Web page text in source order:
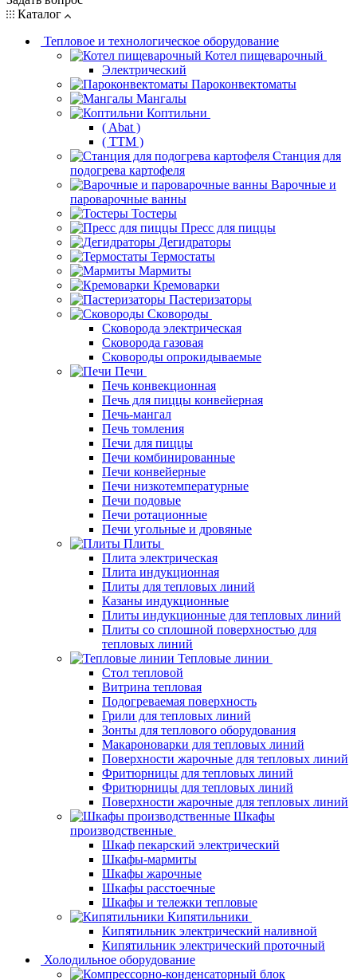
Каталог
Тепловое и технологическое оборудование
Котел пищеварочный
Электрический
Пароконвектоматы
Мангалы
Коптильни
( Abat )
( ТТМ )
Станция для
подогрева картофеля
Варочные и
пароварочные ванны
Тостеры
Пресс для пиццы
Дегидраторы
Термостаты
Мармиты
Кремоварки
Пастеризаторы
Сковороды
Сковорода электрическая
Сковорода газовая
Сковороды опрокидываемые
Печи
Печь конвекционная
Печь для пиццы конвейерная
Печь-мангал
Печь томления
Печи для пиццы
Печи комбинированные
Печи конвейерные
Печи низкотемпературные
Печи подовые
Печи ротационные
Печи угольные и дровяные
Плиты
Плита электрическая
Плита индукционная
Плиты для тепловых линий
Казаны индукционные
Плиты индукционные для тепловых линий
Плиты со сплошной поверхностью для
тепловых линий
Тепловые линии
Стол тепловой
Витрина тепловая
Подогреваемая поверхность
Грили для тепловых линий
Зонты для теплового оборудования
Макароноварки для тепловых линий
Поверхности жарочные для тепловых линий
Фритюрницы для тепловых линий
Фритюрницы для тепловых линий
Поверхности жарочные для тепловых линий
Шкафы
производственные
Шкаф пекарский электрический
Шкафы-мармиты
Шкафы жарочные
Шкафы расстоечные
Шкафы и тележки тепловые
Кипятильники
Кипятильник электрический наливной
Кипятильник электрический проточный
Холодильное оборудование